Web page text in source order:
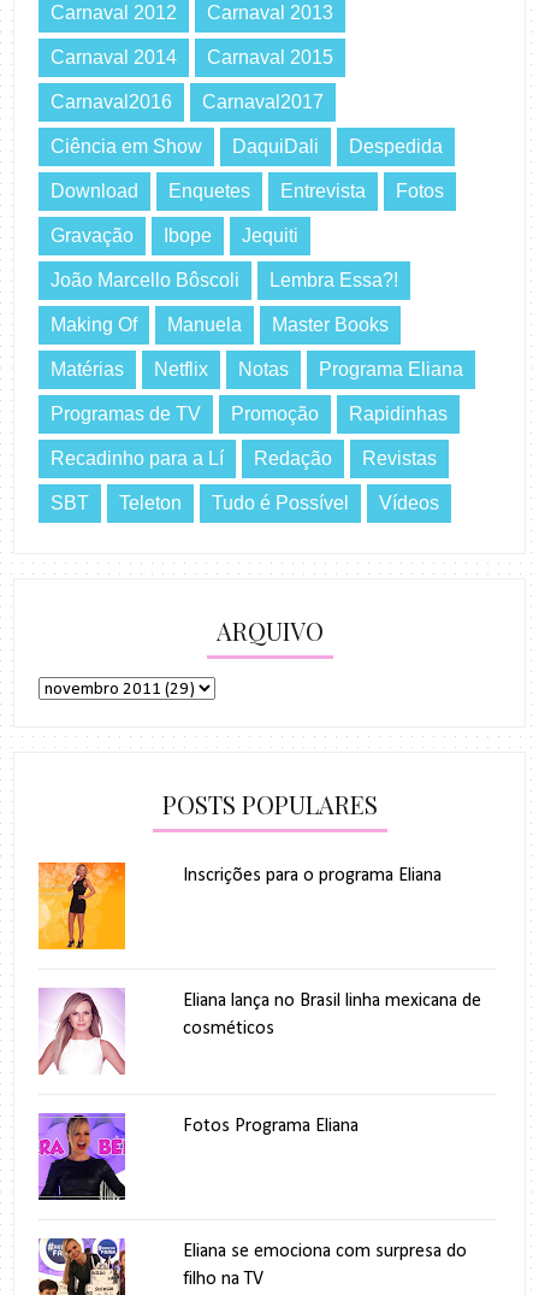
Carnaval 2012 Carnaval 2013
Carnaval 2014 Carnaval 2015
Carnaval2016 Carnaval2017
Ciência em Show DaquiDali Despedida
Download Enquetes Entrevista Fotos
Gravação Ibope Jequiti
João Marcello Bôscoli Lembra Essa?!
Making Of Manuela Master Books
Matérias Netflix Notas Programa Eliana
Programas de TV Promoção Rapidinhas
Recadinho para a Lí Redação Revistas
SBT Teleton Tudo é Possível Vídeos
ARQUIVO
POSTS POPULARES
Inscrições para o programa Eliana
Eliana lança no Brasil linha mexicana de
cosméticos
Fotos Programa Eliana
Eliana se emociona com surpresa do
filho na TV